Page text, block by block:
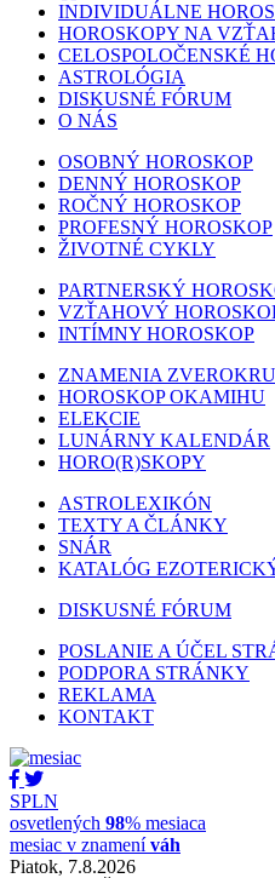
INDIVIDUÁLNE
HOROSKOPY NA
CELOSPOLOČENSKÉ
ASTROLÓGIA
DISKUSNÉ FÓRUM
O NÁS
OSOBNÝ HOROSKOP
DENNÝ HOROSKOP
ROČNÝ HOROSKOP
PROFESNÝ HOROSKOP
ŽIVOTNÉ CYKLY
PARTNERSKÝ
VZŤAHOVÝ
INTÍMNY HOROSKOP
ZNAMENIA
HOROSKOP OKAMIHU
ELEKCIE
LUNÁRNY KALENDÁR
HORO(R)SKOPY
ASTROLEXIKÓN
TEXTY A ČLÁNKY
SNÁR
KATALÓG
DISKUSNÉ FÓRUM
POSLANIE A ÚČEL
PODPORA STRÁNKY
REKLAMA
KONTAKT
SPLN
osvetlených 98% mesiaca
mesiac v znameníváh
Piatok, 7.8.2026